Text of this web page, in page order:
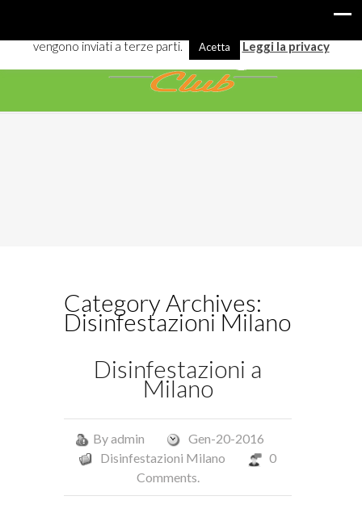
Category Archives:
Disinfestazioni Milano
Disinfestazioni a
Milano
Byadmin
Gen-20-2016
Disinfestazioni Milano
0
Comments.
vengono inviati a terze parti.
Acetta Leggi la privacy